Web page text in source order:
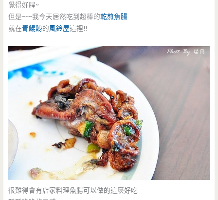
覺得好腥~
但是~~~我今天居然吃到超棒的乾煎魚腸
就在青鯤鯓的風鈴屋這裡!!
很難得會有店家料理魚腸可以做的這麼好吃